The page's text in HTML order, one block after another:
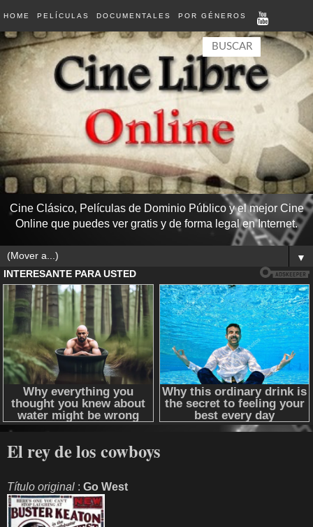
HOME PELÍCULAS DOCUMENTALES POR GÉNEROS
Cine Clásico, Películas de Dominio Público y el mejor Cine
Online que puedes ver gratis y de forma legal en Internet.
▼
El rey de los cowboys
Título original : Go West